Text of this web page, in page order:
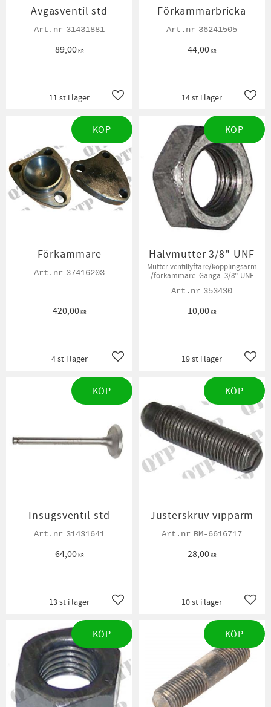
Avgasventil std
31431881
89,00KR
Lägg till i favoriter
11 st i lager
Förkammarbricka
36241505
44,00KR
14 st i lager
Förkammare
37416203
420,00KR
Lägg till i favoriter
4 st i lager
KÖP
Halvmutter 3/8" UNF
Mutter ventillyftare/kopplingsarm
/förkammare. Gänga: 3/8" UNF
353430
10,00KR
19 st i lager
KÖP
Insugsventil std
31431641
64,00KR
Lägg till i favoriter
13 st i lager
KÖP
Justerskruv vipparm
BM-6616717
28,00KR
10 st i lager
KÖP
KÖP KÖP